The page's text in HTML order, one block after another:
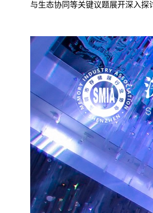
与生态协同等关键议题展开深入探